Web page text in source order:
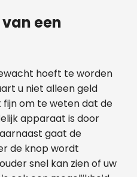
een
hoeft te worden
u niet alleen geld
fijn om te weten dat de
apparaat is door
gaat de
de knop wordt
snel kan zien of uw